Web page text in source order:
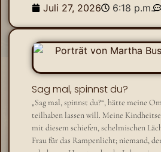
Juli 27, 2026 6:18 p.m.
Sag mal, spinnst du?
„Sag mal, spinnst du?“, hätte meine
teilhaben lassen will. Meine
mit diesem schiefen, schelmischen
Frau für das Rampenlicht; niemand,